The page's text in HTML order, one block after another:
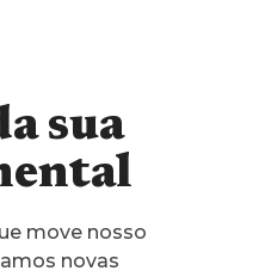
sua
move nosso
novas